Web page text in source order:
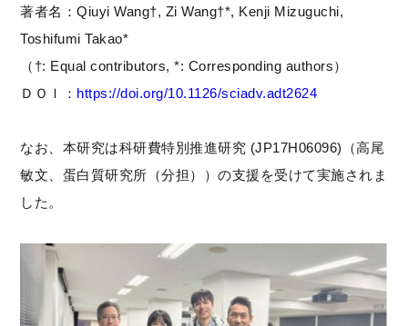
著者名：Qiuyi Wang†, Zi Wang†*, Kenji Mizuguchi,
Toshifumi Takao*
（†: Equal contributors, *: Corresponding authors）
ＤＯＩ： https://doi.org/10.1126/sciadv.adt2624
なお、本研究は科研費特別推進研究 (JP17H06096)（高尾
敏文、蛋白質研究所（分担））の支援を受けて実施されま
した。